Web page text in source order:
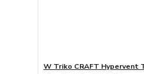
W Triko CRAFT Hypervent